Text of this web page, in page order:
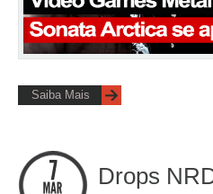
Saiba Mais
Drops